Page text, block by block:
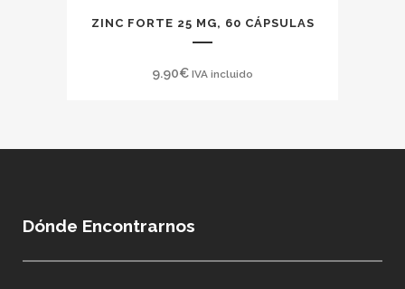
ZINC FORTE 25 MG, 60 CÁPSULAS
9.90€ IVA incluido
Dónde Encontrarnos